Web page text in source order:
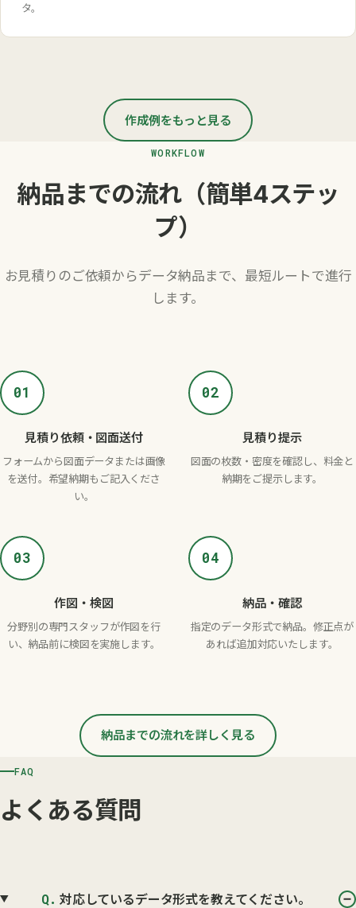
タ。
作成例をもっと見る
WORKFLOW
納品までの流れ（簡単4ステッ
プ）
お見積りのご依頼からデータ納品まで、最短ルートで進行
します。
01
見積り依頼・図面送付
フォームから図面データまたは画像
を送付。希望納期もご記入くださ
い。
02
見積り提示
図面の枚数・密度を確認し、料金と
納期をご提示します。
03
作図・検図
分野別の専門スタッフが作図を行
い、納品前に検図を実施します。
04
納品・確認
指定のデータ形式で納品。修正点が
あれば追加対応いたします。
納品までの流れを詳しく見る
FAQ
よくある質問
Q. 対応しているデータ形式を教えてください。